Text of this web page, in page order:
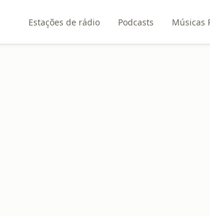
Estações de rádio Podcasts Músicas